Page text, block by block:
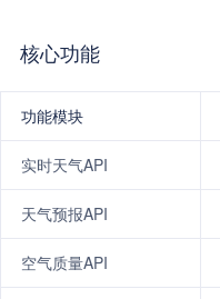
核心功能
功能模块
实时天气API
天气预报API
空气质量API